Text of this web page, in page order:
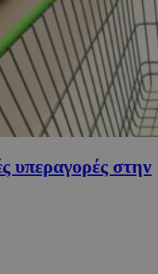
υπεραγορές στην